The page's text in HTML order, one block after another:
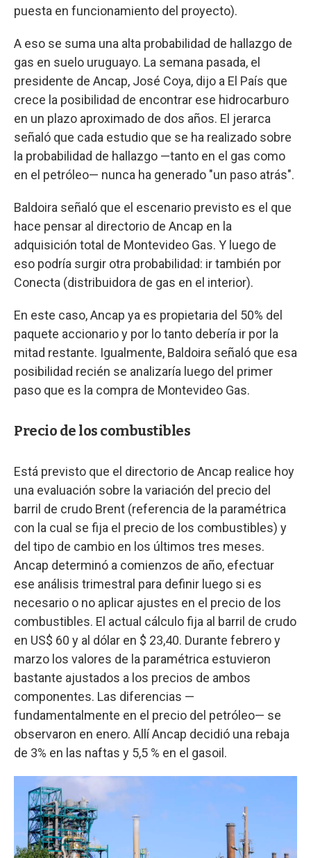
puesta en funcionamiento del proyecto).
A eso se suma una alta probabilidad de hallazgo de
gas en suelo uruguayo. La semana pasada, el
presidente de Ancap, José Coya, dijo a El País que
crece la posibilidad de encontrar ese hidrocarburo
en un plazo aproximado de dos años. El jerarca
señaló que cada estudio que se ha realizado sobre
la probabilidad de hallazgo —tanto en el gas como
en el petróleo— nunca ha generado "un paso atrás".
Baldoira señaló que el escenario previsto es el que
hace pensar al directorio de Ancap en la
adquisición total de Montevideo Gas. Y luego de
eso podría surgir otra probabilidad: ir también por
Conecta (distribuidora de gas en el interior).
En este caso, Ancap ya es propietaria del 50% del
paquete accionario y por lo tanto debería ir por la
mitad restante. Igualmente, Baldoira señaló que esa
posibilidad recién se analizaría luego del primer
paso que es la compra de Montevideo Gas.
Precio de los combustibles
Está previsto que el directorio de Ancap realice hoy
una evaluación sobre la variación del precio del
barril de crudo Brent (referencia de la paramétrica
con la cual se fija el precio de los combustibles) y
del tipo de cambio en los últimos tres meses.
Ancap determinó a comienzos de año, efectuar
ese análisis trimestral para definir luego si es
necesario o no aplicar ajustes en el precio de los
combustibles. El actual cálculo fija al barril de crudo
en US$ 60 y al dólar en $ 23,40. Durante febrero y
marzo los valores de la paramétrica estuvieron
bastante ajustados a los precios de ambos
componentes. Las diferencias —
fundamentalmente en el precio del petróleo— se
observaron en enero. Allí Ancap decidió una rebaja
de 3% en las naftas y 5,5 % en el gasoil.